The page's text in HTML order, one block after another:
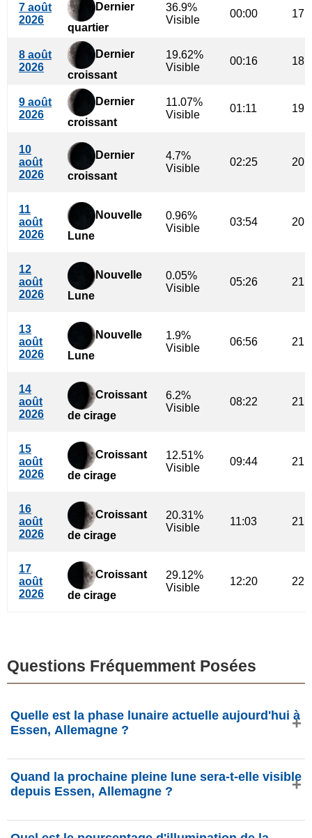
7 août
2026
Dernier
quartier
36.9%
Visible
00:00
8 août
2026
Dernier
croissant
19.62%
Visible
00:16
9 août
2026
Dernier
croissant
11.07%
Visible
01:11
10
août
2026
Dernier
croissant
4.7%
Visible
02:25
11
août
2026
Nouvelle
Lune
0.96%
Visible
03:54
12
août
2026
Nouvelle
Lune
0.05%
Visible
05:26
13
août
2026
Nouvelle
Lune
1.9%
Visible
06:56
14
août
2026
Croissant
de cirage
6.2%
Visible
08:22
15
août
2026
Croissant
de cirage
12.51%
Visible
09:44
16
août
2026
Croissant
de cirage
20.31%
Visible
11:03
17
août
2026
Croissant
de cirage
29.12%
Visible
12:20
Questions Fréquemment Posées
Quelle est la phase lunaire actuelle aujourd'hui à
Essen, Allemagne ?
Lune est dans la phase Dernier quartieravec 36.9%
d'illumination, elle a 23.39 jours et se situe dans la
Quand la prochaine pleine lune sera-t-elle visible
depuis Essen, Allemagne ?